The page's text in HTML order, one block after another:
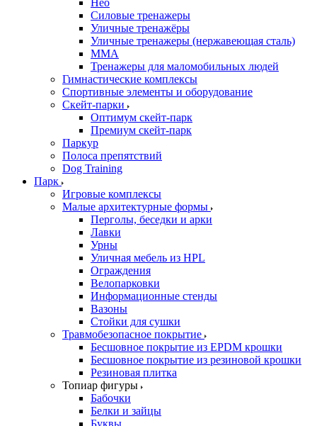
Нео
Силовые тренажеры
Уличные тренажёры
Уличные тренажеры (нержавеющая сталь)
ММА
Тренажеры для маломобильных людей
Гимнастические комплексы
Спортивные элементы и оборудование
Скейт-парки
Оптимум скейт-парк
Премиум скейт-парк
Паркур
Полоса препятствий
Dog Training
Парк
Игровые комплексы
Малые архитектурные формы
Перголы, беседки и арки
Лавки
Урны
Уличная мебель из HPL
Ограждения
Велопарковки
Информационные стенды
Вазоны
Стойки для сушки
Травмобезопасное покрытие
Бесшовное покрытие из EPDM крошки
Бесшовное покрытие из резиновой крошки
Резиновая плитка
Топиар фигуры
Бабочки
Белки и зайцы
Буквы